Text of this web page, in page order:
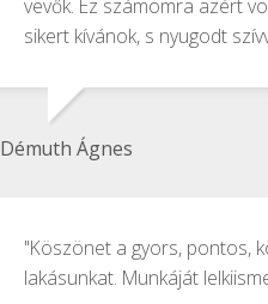
vevők. Ez számomra azért
sikert kívánok, s nyugodt
Démuth Ágnes
"Köszönet a gyors, pontos,
lakásunkat. Munkáját